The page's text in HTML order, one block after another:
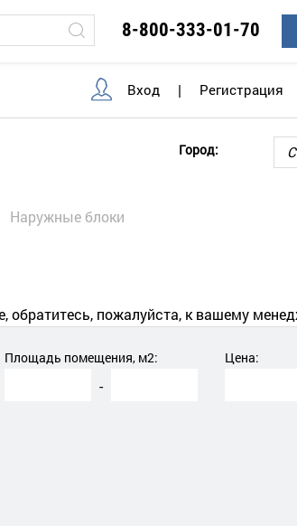
8-800-333-01-70
Вход | Регистрация
Город:
Наружные блоки
обратитесь, пожалуйста, к вашему
Площадь помещения, м2:
-
Цена: